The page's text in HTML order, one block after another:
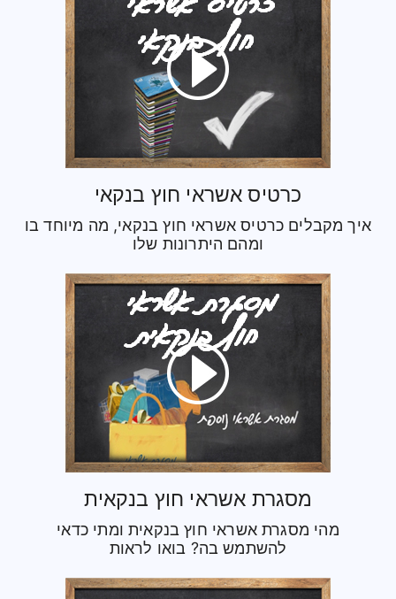
כרטיס אשראי חוץ בנקאי
איך מקבלים כרטיס אשראי חוץ בנקאי, מה מיוחד בו
ומהם היתרונות שלו
מסגרת אשראי חוץ בנקאית
מהי מסגרת אשראי חוץ בנקאית ומתי כדאי
להשתמש בה? בואו לראות